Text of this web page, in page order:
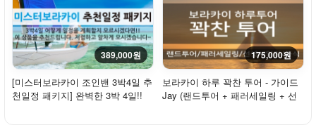
389,000원
[미스터보라카이 조인밴 3박4일 추
천일정 패키지] 완벽한 3박 4일!!
175,000원
보라카이 하루 꽉찬 투어 - 가이드
Jay (랜드투어 + 패러세일링 + 선